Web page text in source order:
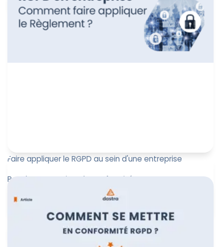
19 août 2024
Faire appliquer le RGPD au sein d'une entreprise
Pour les entreprises, la conformité au RGPD est
essentielle non seulement pour éviter les amendes,
mais aussi pour gagne...
Marine Boquien
29 juillet 2024